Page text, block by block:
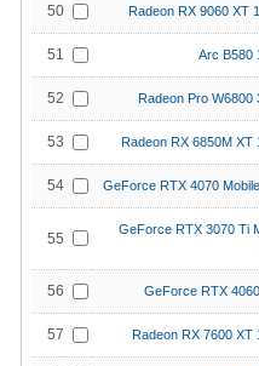
50 Radeon RX 9060 XT
51 Arc B580
52 Radeon Pro W6800
53 Radeon RX 6850M XT
54 GeForce RTX 4070
55
GeForce RTX 3070 Ti
56 GeForce RTX
57 Radeon RX 7600 XT